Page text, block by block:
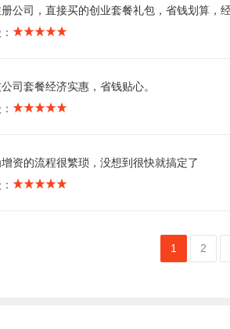
公司，直接买的创业套餐礼包，省钱划算，
司套餐经济实惠，省钱贴心。
资的流程很繁琐，没想到很快就搞定了
1 2